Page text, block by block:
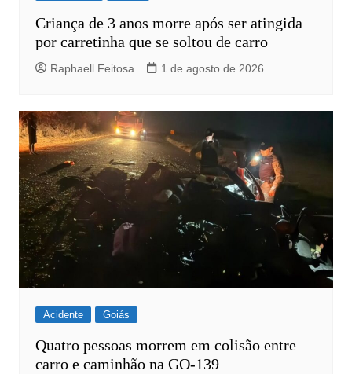
Criança de 3 anos morre após ser atingida
por carretinha que se soltou de carro
Raphaell Feitosa 1 de agosto de 2026
Acidente Goiás
Quatro pessoas morrem em colisão entre
carro e caminhão na GO-139